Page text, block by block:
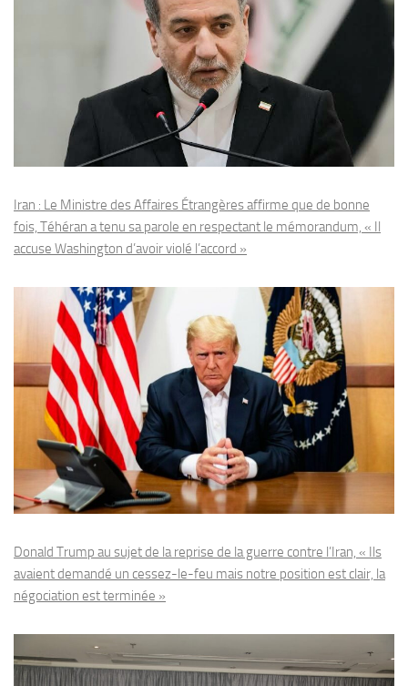
Iran : Le Ministre des Affaires Étrangères affirme que de bonne
fois, Téhéran a tenu sa parole en respectant le mémorandum, « Il
accuse Washington d’avoir violé l’accord »
Donald Trump au sujet de la reprise de la guerre contre l’Iran, « Ils
avaient demandé un cessez-le-feu mais notre position est clair, la
négociation est terminée »